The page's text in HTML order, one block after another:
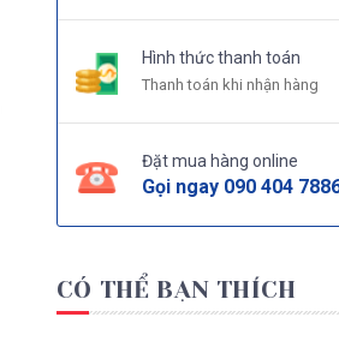
Hình thức thanh toán
Thanh toán khi nhận hàng
Đặt mua hàng online
Gọi ngay 090 404
CÓ THỂ BẠN THÍCH